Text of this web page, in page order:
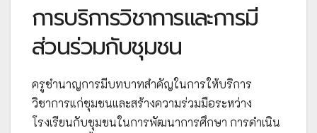
การบริการวิชาการและการมี
ส่วนร่วมกับชุมชน
ครูชำนาญการมีบทบาทสำคัญในการให้บริการ
วิชาการแก่ชุมชนและสร้างความร่วมมือระหว่าง
โรงเรียนกับชุมชนในการพัฒนาการศึกษา การดำเนิน